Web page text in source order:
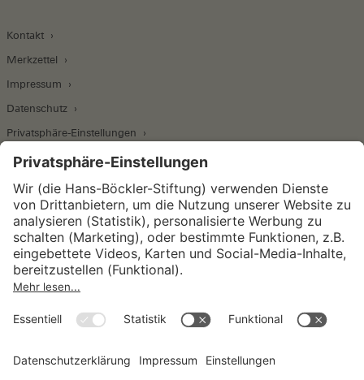
Kontakt
Merkzettel
Impressum
Datenschutz
Privatsphäre-Einstellungen
Wirtschafts- und Sozialwissenschaftliches Institut
Institut für Makroökonomie und
Konjunkturforschung
Unternehmensführung